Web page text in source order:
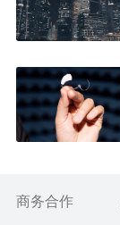
商务合作